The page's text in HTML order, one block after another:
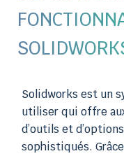
Solidworks est un
utiliser qui offre
d’outils et
sophistiqués.